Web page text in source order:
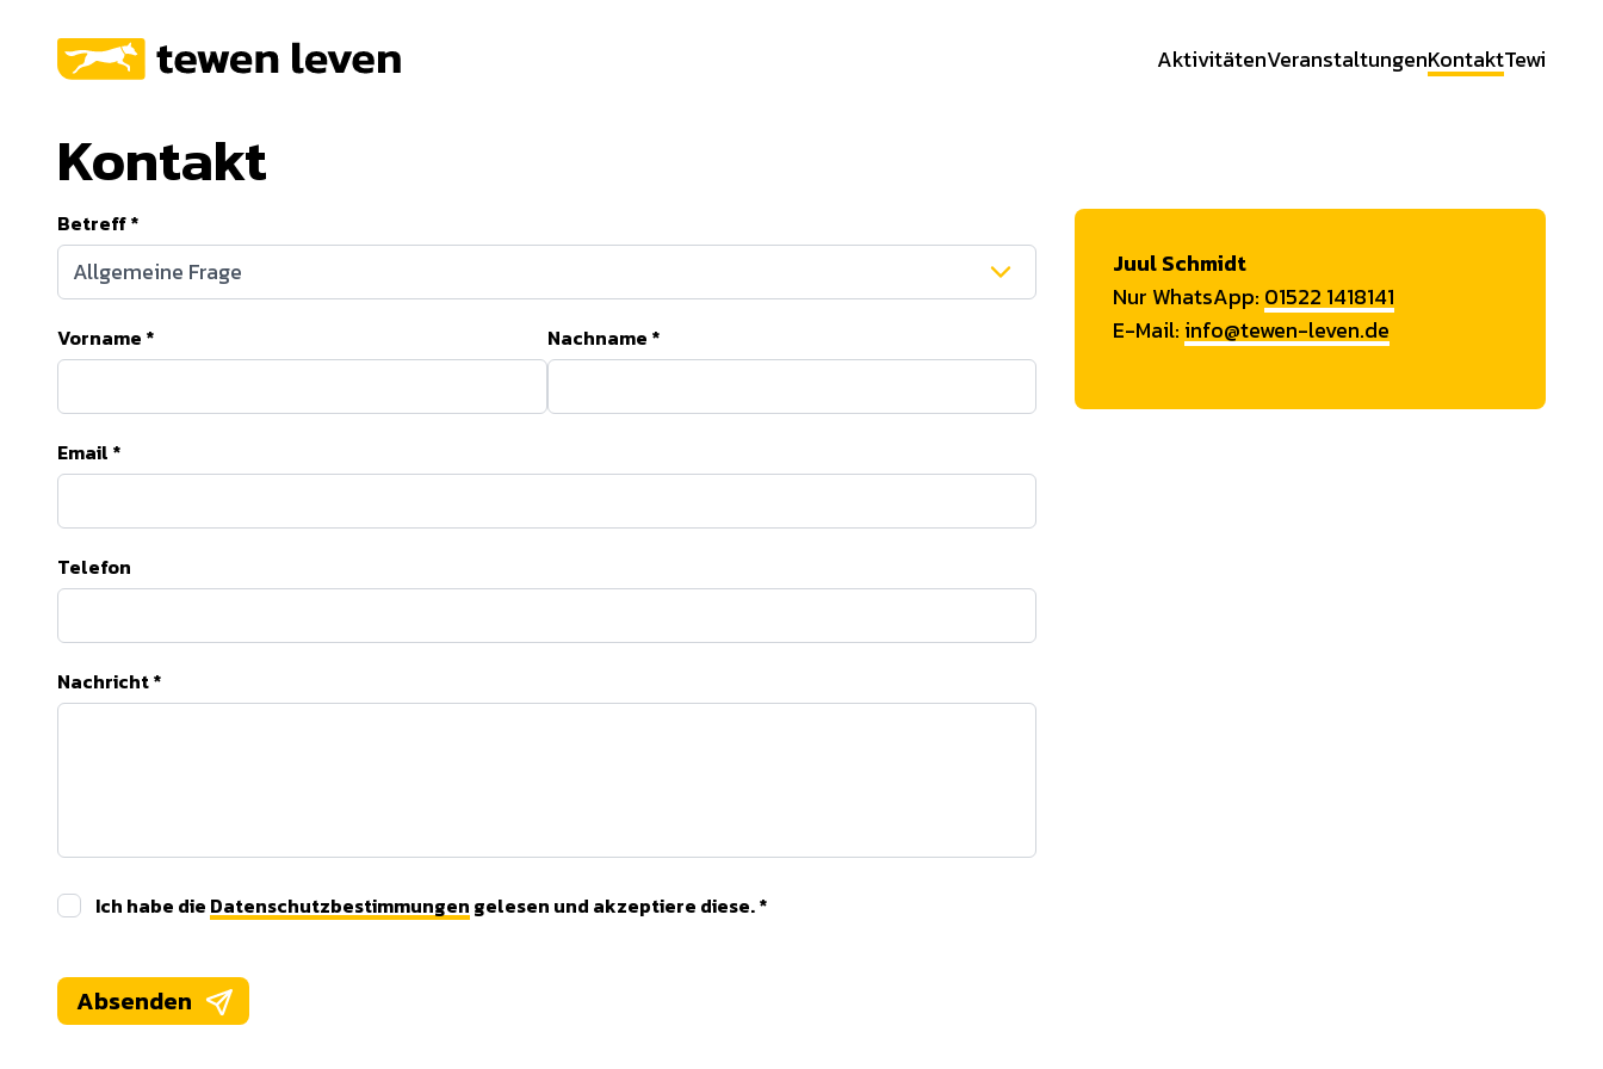
AktivitätenVeranstaltungenKontaktTewi
Kontakt
Betreff*
Vorname * Nachname *
Email *
Telefon
Nachricht*
Ich habe die Datenschutzbestimmungen gelesen und akzeptiere diese. *
Absenden
Juul Schmidt
Nur WhatsApp: 01522 1418141
E-Mail: info@tewen-leven.de